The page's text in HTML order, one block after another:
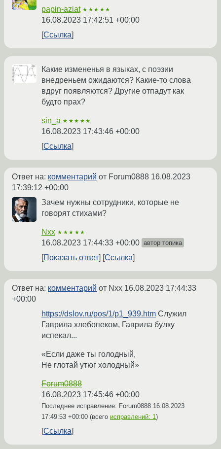
papin-aziat ★★★★★
16.08.2023 17:42:51 +00:00
Ссылка
Какие измененья в языках, с поэзии
внедреньем ожидаются? Какие-то слова
вдруг появляются? Другие отпадут как
будто прах?
sin_a ★★★★★
16.08.2023 17:43:46 +00:00
Ссылка
Ответ на: комментарий от Forum0888 16.08.2023
17:39:12 +00:00
Зачем нужны сотрудники, которые не
говорят стихами?
Nxx ★★★★★
16.08.2023 17:44:33 +00:00 автор топика
Показать ответ Ссылка
Ответ на: комментарий от Nxx 16.08.2023 17:44:33
+00:00
https://dslov.ru/pos/1/p1_939.htm Служил
Гаврила хлебопеком, Гаврила булку
испекал...
«Если даже ты голодный,
Не глотай утюг холодный»
Forum0888
16.08.2023 17:45:46 +00:00
Последнее исправление: Forum0888 16.08.2023
17:49:53 +00:00 (всего исправлений: 1)
Ссылка